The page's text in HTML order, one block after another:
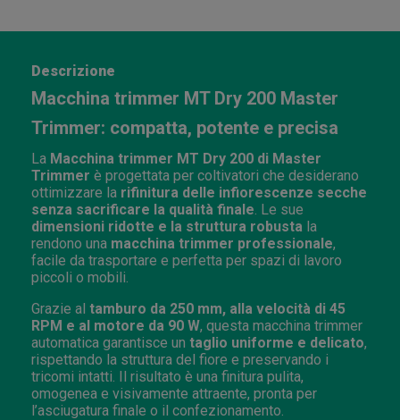
Descrizione
Macchina trimmer MT Dry 200 Master
Trimmer: compatta, potente e precisa
La Macchina trimmer MT Dry 200 di Master
Trimmer è progettata per coltivatori che desiderano
ottimizzare la rifinitura delle infiorescenze secche
senza sacrificare la qualità finale . Le sue
dimensioni ridotte e la struttura robusta la
rendono una macchina trimmer professionale,
facile da trasportare e perfetta per spazi di lavoro
piccoli o mobili.
Grazie al tamburo da 250 mm, alla velocità di 45
RPM e al motore da 90 W, questa macchina trimmer
automatica garantisce un taglio uniforme e delicato,
rispettando la struttura del fiore e preservando i
tricomi intatti. Il risultato è una finitura pulita,
omogenea e visivamente attraente, pronta per
l’asciugatura finale o il confezionamento.